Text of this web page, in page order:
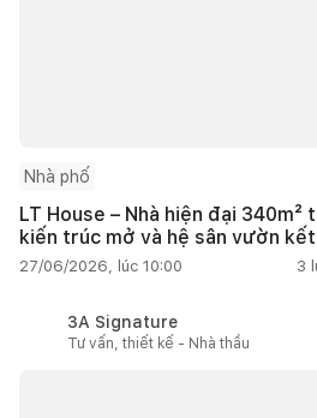
Nhà phố
LT House – Nhà hiện đại
kiến trúc mở và hệ sân vườn
27/06/2026, lúc 10:00 3
3A Signature
Tư vấn, thiết kế - Nhà thầu